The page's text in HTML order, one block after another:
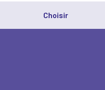
Choisir